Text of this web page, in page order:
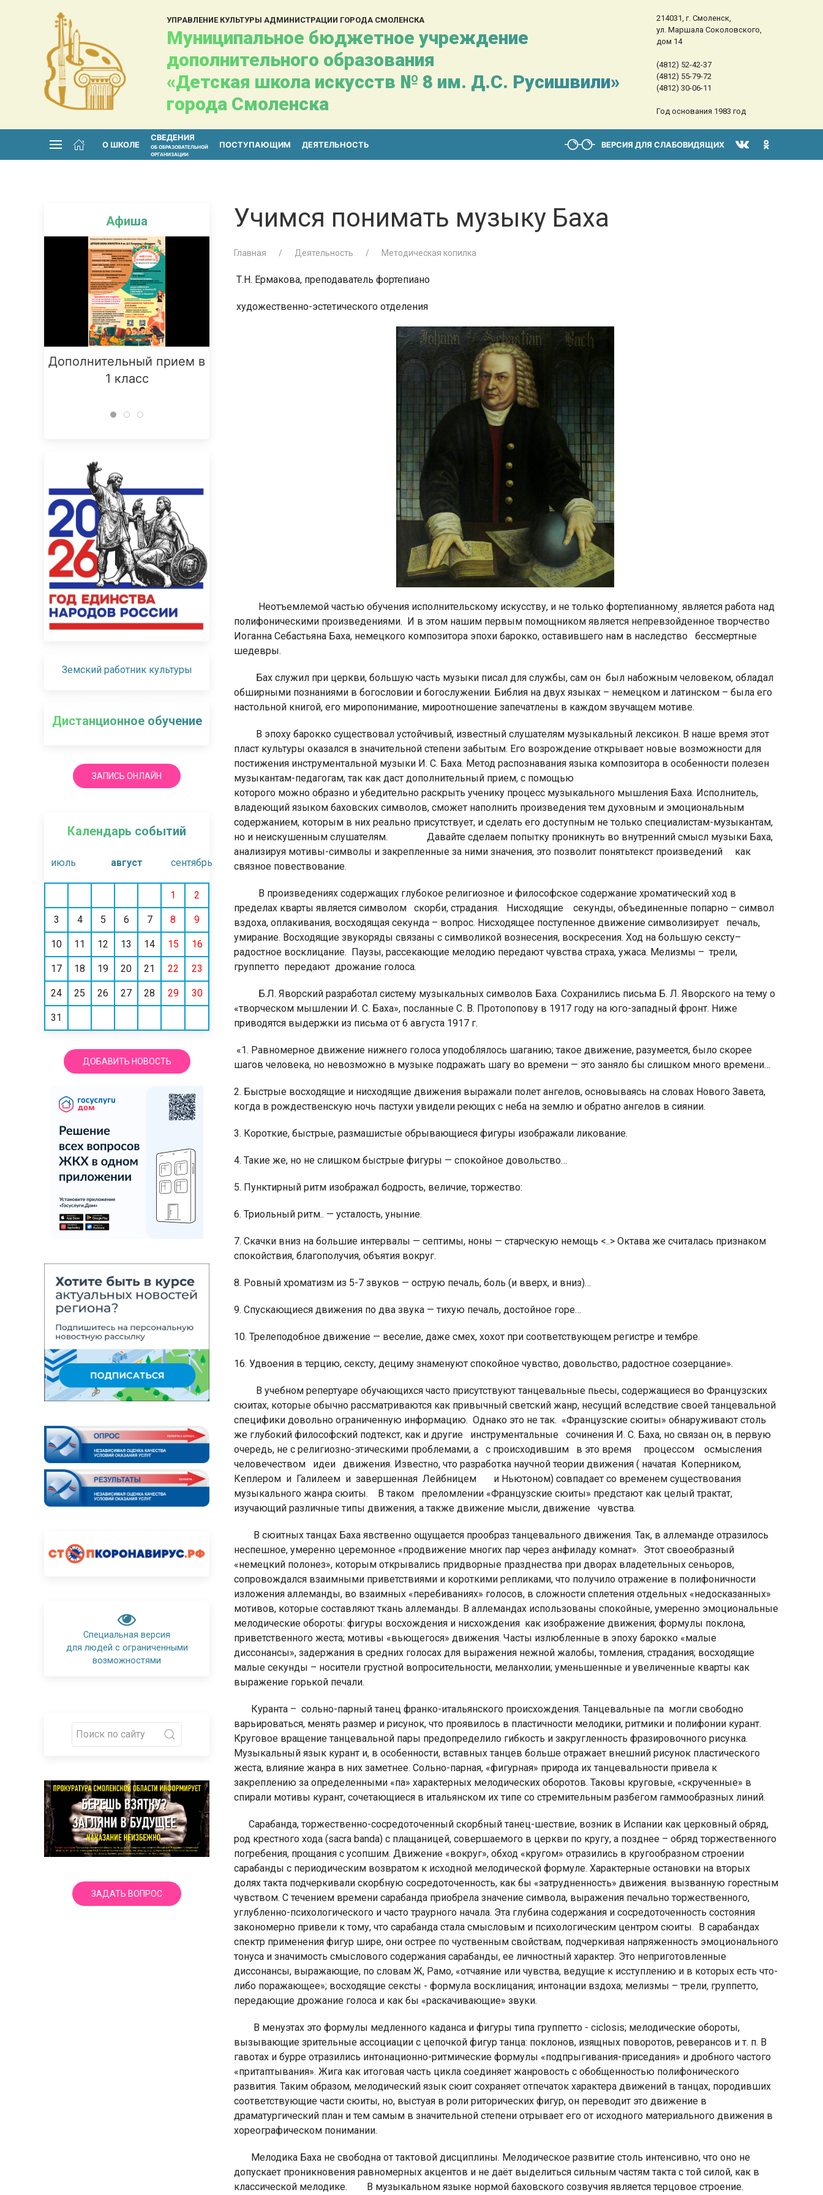
УПРАВЛЕНИЕ КУЛЬТУРЫ АДМИНИСТРАЦИИ ГОРОДА СМОЛЕНСКА
Муниципальное бюджетное учреждение
дополнительного образования
«Детская школа искусств № 8 им. Д.С. Русишвили»
города Смоленска
214031, г. Смоленск,
ул. Маршала Соколовского,
дом 14
(4812) 52-42-37
(4812) 55-79-72
(4812) 30-06-11
Год основания 1983 год
О ШКОЛЕ
СВЕДЕНИЯ
ОБ ОБРАЗОВАТЕЛЬНОЙ
ОРГАНИЗАЦИИ
ПОСТУПАЮЩИМ ДЕЯТЕЛЬНОСТЬ ВЕРСИЯ ДЛЯ СЛАБОВИДЯЩИХ
Афиша
Дополнительный прием в
1 класс
1-5 июня, Летняя
творческая мастерская
Земский работник культуры
Дистанционное обучение
ЗАПИСЬ ОНЛАЙН
Календарь событий
июль август сентябрь
1 2
3 4 5 6 7 8 9
10 11 12 13 14 15 16
17 18 19 20 21 22 23
24 25 26 27 28 29 30
31
ДОБАВИТЬ НОВОСТЬ
Специальная версия
для людей с ограниченными
возможностями
ЗАДАТЬ ВОПРОС
Учимся понимать музыку Баха
Главная Деятельность Методическая копилка
Т.Н. Ермакова, преподаватель фортепиано
художественно-эстетического отделения
Неотъемлемой частью обучения исполнительскому искусству, и не только фортепианному, является работа над
полифоническими произведениями. И в этом нашим первым помощником является непревзойденное творчество
Иоганна Себастьяна Баха, немецкого композитора эпохи барокко, оставившего нам в наследство
бессмертные
шедевры.
Бах служил при церкви, большую часть музыки писал для службы, сам он был набожным человеком, обладал
обширными познаниями в богословии и богослужении. Библия на двух языках – немецком и латинском – была его
настольной книгой, его миропонимание, мироотношение запечатлены в каждом звучащем мотиве.
В эпоху барокко существовал устойчивый, известный слушателям музыкальный лексикон. В наше время этот
пласт культуры оказался в значительной степени забытым. Его возрождение открывает новые возможности для
постижения инструментальной музыки И. С. Баха. Метод распознавания языка композитора в особенности полезен
музыкантам-педагогам, так как даст дополнительный прием, с помощью
которого можно образно и убедительно раскрыть ученику процесс музыкального мышления Баха. Исполнитель,
владеющий языком баховских символов, сможет наполнить произведения тем духовным и эмоциональным
содержанием, которым в них реально присутствует, и сделать его доступным не только специалистам-музыкантам,
но и неискушенным слушателям.
Давайте сделаем попытку проникнуть во внутренний смысл музыки Баха,
анализируя мотивы-символы и закрепленные за ними значения, это позволит понятьтекст произведений как
связное повествование.
В произведениях содержащих глубокое религиозное и философское содержание хроматический ход в
пределах кварты является символом скорби, страдания. Нисходящие секунды, объединенные попарно – символ
вздоха, оплакивания, восходящая секунда – вопрос. Нисходящее поступенное движение символизирует печаль,
умирание. Восходящие звукоряды связаны с символикой вознесения, воскресения. Ход на большую сексту–
радостное восклицание. Паузы, рассекающие мелодию передают чувства страха, ужаса. Мелизмы – трели,
группетто передают дрожание голоса.
Б.Л. Яворский разработал систему музыкальных символов Баха. Сохранились письма Б. Л. Яворского на тему о
«творческом мышлении И. С. Баха», посланные С. В. Протопопову в 1917 году на юго-западный фронт. Ниже
приводятся выдержки из письма от 6 августа 1917 г.
«1. Равномерное движение нижнего голоса уподоблялось шаганию; такое движение, разумеется, было скорее
шагов человека, но невозможно в музыке подражать шагу во времени — это заняло бы слишком много времени…
2. Быстрые восходящие и нисходящие движения выражали полет ангелов, основываясь на словах Нового Завета,
когда в рождественскую ночь пастухи увидели реющих с неба на землю и обратно ангелов в сиянии.
3. Короткие, быстрые, размашистые обрывающиеся фигуры изображали ликование.
4. Такие же, но не слишком быстрые фигуры — спокойное довольство…
5. Пунктирный ритм изображал бодрость, величие, торжество:
6. Триольный ритм.. — усталость, уныние.
7. Скачки вниз на большие интервалы — септимы, ноны — старческую немощь <..> Октава же считалась признаком
спокойствия, благополучия, объятия вокруг.
8. Ровный хроматизм из 5-7 звуков — острую печаль, боль (и вверх, и вниз)…
9. Спускающиеся движения по два звука — тихую печаль, достойное горе…
10. Трелеподобное движение — веселие, даже смех, хохот при соответствующем регистре и тембре.
16. Удвоения в терцию, сексту, дециму знаменуют спокойное чувство, довольство, радостное созерцание».
В учебном репертуаре обучающихся часто присутствуют танцевальные пьесы, содержащиеся во Французских
сюитах, которые обычно рассматриваются как привычный светский жанр, несущий вследствие своей танцевальной
специфики довольно ограниченную информацию. Однако это не так. «Французские сюиты» обнаруживают столь
же глубокий философский подтекст, как и другие инструментальные сочинения И. С. Баха, но связан он, в первую
очередь, не с религиозно-этическими проблемами, а с происходившим в это время процессом осмысления
человечеством идеи движения. Известно, что разработка научной теории движения ( начатая Коперником,
Кеплером и Галилеем и завершенная Лейбницем и Ньютоном) совпадает со временем существования
музыкального жанра сюиты.
В таком преломлении «Французские сюиты» предстают как целый трактат,
изучающий различные типы движения, а также движение мысли, движение чувства.
В сюитных танцах Баха явственно ощущается прообраз танцевального движения. Так, в аллеманде отразилось
неспешное, умеренно церемонное «продвижение многих пар через анфиладу комнат». Этот своеобразный
«немецкий полонез», которым открывались придворные празднества при дворах владетельных сеньоров,
сопровождался взаимными приветствиями и короткими репликами, что получило отражение в полифоничности
изложения аллеманды, во взаимных «перебиваниях» голосов, в сложности сплетения отдельных «недосказанных»
мотивов, которые составляют ткань аллеманды. В аллемандах использованы спокойные, умеренно эмоциональные
мелодические обороты: фигуры восхождения и нисхождения как изображение движения; формулы поклона,
приветственного жеста; мотивы «вьющегося» движения. Часты излюбленные в эпоху барокко «малые
диссонансы», задержания в средних голосах для выражения нежной жалобы, томления, страдания; восходящие
малые секунды – носители грустной вопросительности, меланхолии; уменьшенные и увеличенные кварты как
выражение горькой печали.
Куранта – сольно-парный танец франко-итальянского происхождения. Танцевальные па могли свободно
варьироваться, менять размер и рисунок, что проявилось в пластичности мелодики, ритмики и полифонии курант.
Круговое вращение танцевальной пары предопределило гибкость и закругленность фразировочного рисунка.
Музыкальный язык курант и, в особенности, вставных танцев больше отражает внешний рисунок пластического
жеста, влияние жанра в них заметнее. Сольно-парная, «фигурная» природа их танцевальности привела к
закреплению за определенными «па» характерных мелодических оборотов. Таковы круговые, «скрученные» в
спирали мотивы курант, сочетающиеся в итальянском их типе со стремительным разбегом гаммообразных линий.
Сарабанда, торжественно-сосредоточенный скорбный танец-шествие, возник в Испании как церковный обряд,
род крестного хода (sacra banda) с плащаницей, совершаемого в церкви по кругу, а позднее – обряд торжественного
погребения, прощания с усопшим. Движение «вокруг», обход «кругом» отразились в кругообразном строении
сарабанды с периодическим возвратом к исходной мелодической формуле. Характерные остановки на вторых
долях такта подчеркивали скорбную сосредоточенность, как бы «затрудненность» движения. вызванную горестным
чувством. С течением времени сарабанда приобрела значение символа, выражения печально торжественного,
углубленно-психологического и часто траурного начала. Эта глубина содержания и сосредоточенность состояния
закономерно привели к тому, что сарабанда стала смысловым и психологическим центром сюиты. В сарабандах
спектр применения фигур шире, они острее по чуственным свойствам, подчеркивая напряженность эмоционального
тонуса и значимость смыслового содержания сарабанды, ее личностный характер. Это неприготовленные
диссонансы, выражающие, по словам Ж, Рамо, «отчаяние или чувства, ведущие к исступлению и в которых есть что-
либо поражающее»; восходящие сексты - формула восклицания; интонации вздоха; мелизмы – трели, группетто,
передающие дрожание голоса и как бы «раскачивающие» звуки.
В менуэтах это формулы медленного каданса и фигуры типа группетто - ciclosis; мелодические обороты,
вызывающие зрительные ассоциации с цепочкой фигур танца: поклонов, изящных поворотов, реверансов и т. п. В
гавотах и бурре отразились интонационно-ритмические формулы «подпрыгивания-приседания» и дробного частого
«притаптывания». Жига как итоговая часть цикла соединяет жанровость с обобщенностью полифонического
развития. Таким образом, мелодический язык сюит сохраняет отпечаток характера движений в танцах, породивших
соответствующие части сюиты, но, выстуая в роли риторических фигур, он переводит это движение в
драматургический план и тем самым в значительной степени отрывает его от исходного материального движения в
хореографическом понимании.
Мелодика Баха не свободна от тактовой дисциплины. Мелодическое развитие столь интенсивно, что оно не
допускает проникновения равномерных акцентов и не даёт выделиться сильным частям такта с той силой, как в
классической мелодике.
В музыкальном языке нормой баховского созвучия является терцовое строение.